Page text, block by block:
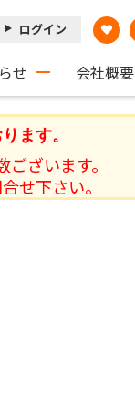
ログイン
せ 会社概要
ます。
ざいます。
せ下さい。